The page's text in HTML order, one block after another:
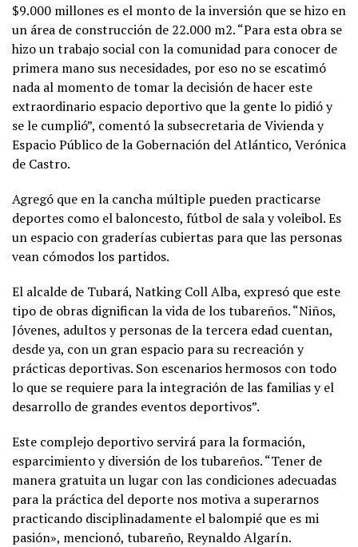
$9.000 millones es el monto de la inversión que se hizo en
un área de construcción de 22.000 m2. “Para esta obra se
hizo un trabajo social con la comunidad para conocer de
primera mano sus necesidades, por eso no se escatimó
nada al momento de tomar la decisión de hacer este
extraordinario espacio deportivo que la gente lo pidió y
se le cumplió”, comentó la subsecretaria de Vivienda y
Espacio Público de la Gobernación del Atlántico, Verónica
de Castro.
Agregó que en la cancha múltiple pueden practicarse
deportes como el baloncesto, fútbol de sala y voleibol. Es
un espacio con graderías cubiertas para que las personas
vean cómodos los partidos.
El alcalde de Tubará, Natking Coll Alba, expresó que este
tipo de obras dignifican la vida de los tubareños. “Niños,
Jóvenes, adultos y personas de la tercera edad cuentan,
desde ya, con un gran espacio para su recreación y
prácticas deportivas. Son escenarios hermosos con todo
lo que se requiere para la integración de las familias y el
desarrollo de grandes eventos deportivos”.
Este complejo deportivo servirá para la formación,
esparcimiento y diversión de los tubareños. “Tener de
manera gratuita un lugar con las condiciones adecuadas
para la práctica del deporte nos motiva a superarnos
practicando disciplinadamente el balompié que es mi
pasión», mencionó, tubareño, Reynaldo Algarín.